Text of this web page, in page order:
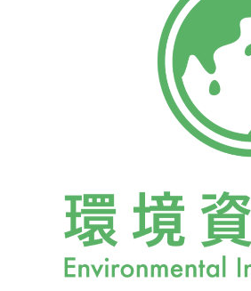
太、民雄工業區），由京華環境工
安平、永康工業區），由康城工程
山、永安、內埔），由美商西圖工
、桃園幼獅），由國興工